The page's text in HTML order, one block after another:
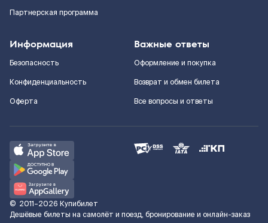
Партнерская программа
Информация
Безопасность
Конфиденциальность
Оферта
Важные ответы
Оформление и покупка
Возврат и обмен билета
Все вопросы и ответы
© 2011–2026 Купибилет
Дешёвые билеты на самолёт и поезд, бронирование и онлайн-заказ